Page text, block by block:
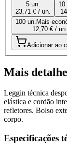
5 un.
23,71 € / un.
10
100 un. Mais
12,70 € / un.
Adicionar ao
Mais
Leggin técnica
elástica e cordão
refletores. Bolso
corpo.
Especificações